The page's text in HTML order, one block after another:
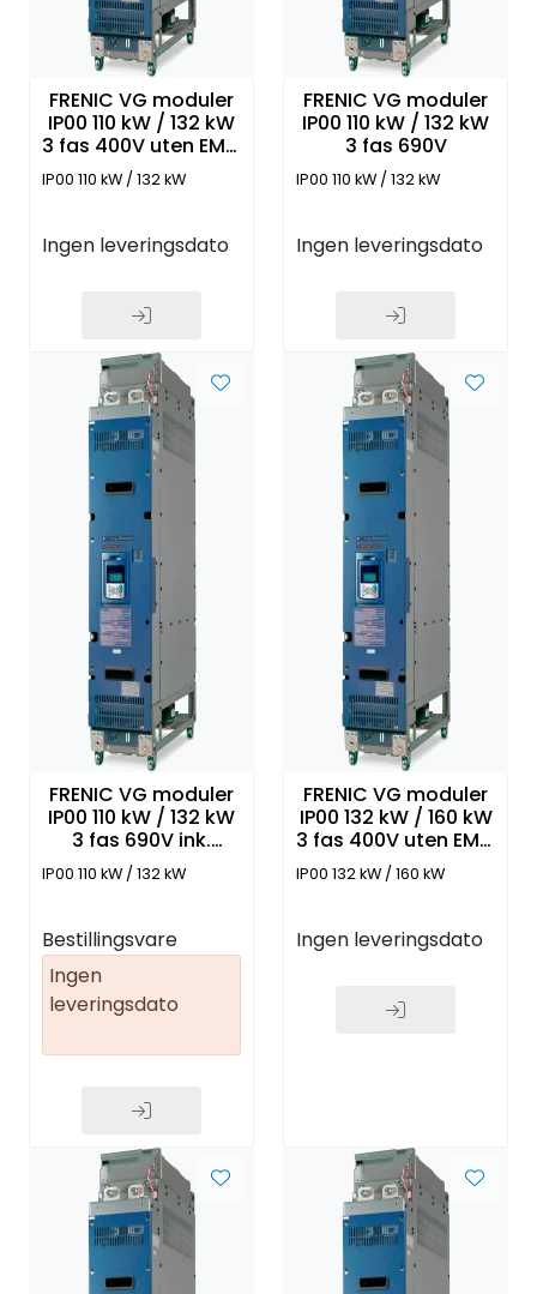
FRENIC VG moduler
IP00 110 kW / 132 kW
3 fas 400V uten EMC
filter og Panel
IP00 110 kW / 132 kW
Ingen leveringsdato
FRENIC VG moduler
IP00 110 kW / 132 kW
3 fas 690V
IP00 110 kW / 132 kW
Ingen leveringsdato
FRENIC VG moduler
IP00 110 kW / 132 kW
3 fas 690V ink.
Rectifier. fuses. EMC
filter
IP00 110 kW / 132 kW
Bestillingsvare
Ingen
leveringsdato
FRENIC VG moduler
IP00 132 kW / 160 kW
3 fas 400V uten EMC
filter og Panel
IP00 132 kW / 160 kW
Ingen leveringsdato